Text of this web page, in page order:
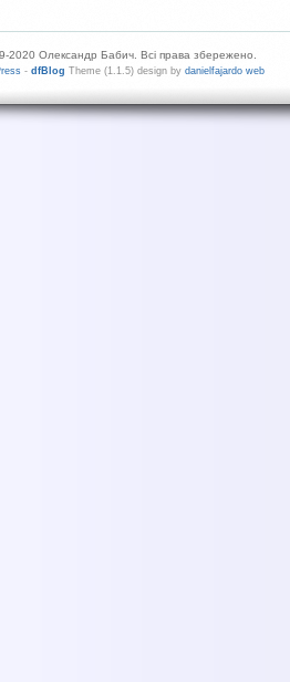
2020 Олександр Бабич. Всі права збережено.
- dfBlog Theme (1.1.5) design by danielfajardo web